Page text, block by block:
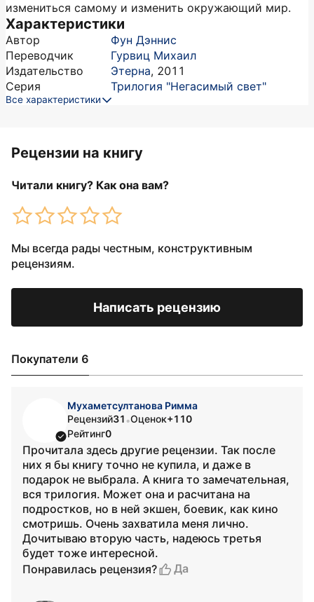
измениться самому и изменить окружающий мир.
Характеристики
Автор
Фун Дэннис
Переводчик
Гурвиц Михаил
Издательство
Этерна, 2011
Серия
Трилогия "Негасимый свет"
Все характеристики
Рецензии на книгу
Читали книгу? Как она вам?
Мы всегда рады честным, конструктивным
рецензиям.
Написать рецензию
Покупатели 6
Мухаметсултанова Римма
Рецензий31 •Оценок+110
Рейтинг0
Прочитала здесь другие рецензии. Так после
них я бы книгу точно не купила, и даже в
подарок не выбрала. А книга то замечательная,
вся трилогия. Может она и расчитана на
подростков, но в ней экшен, боевик, как кино
смотришь. Очень захватила меня лично.
Дочитываю вторую часть, надеюсь третья
будет тоже интересной.
Понравилась рецензия?
Да